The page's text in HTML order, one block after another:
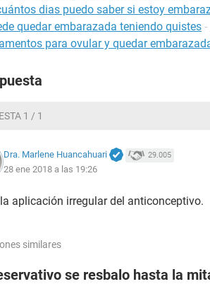
dias puedo saber si estoy
quedar embarazada teniendo quistes -
para ovular y quedar
1 / 1
Dra. Marlene Huancahuari 29.005
28 ene 2018 a las 19:26
aplicación irregular del anticonceptivo.
similares
se resbalo hasta la